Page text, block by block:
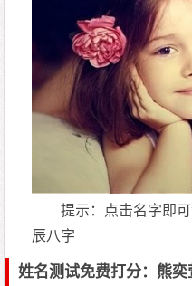
提示：点击名字即
辰八字
姓名测试免费打分：熊奕